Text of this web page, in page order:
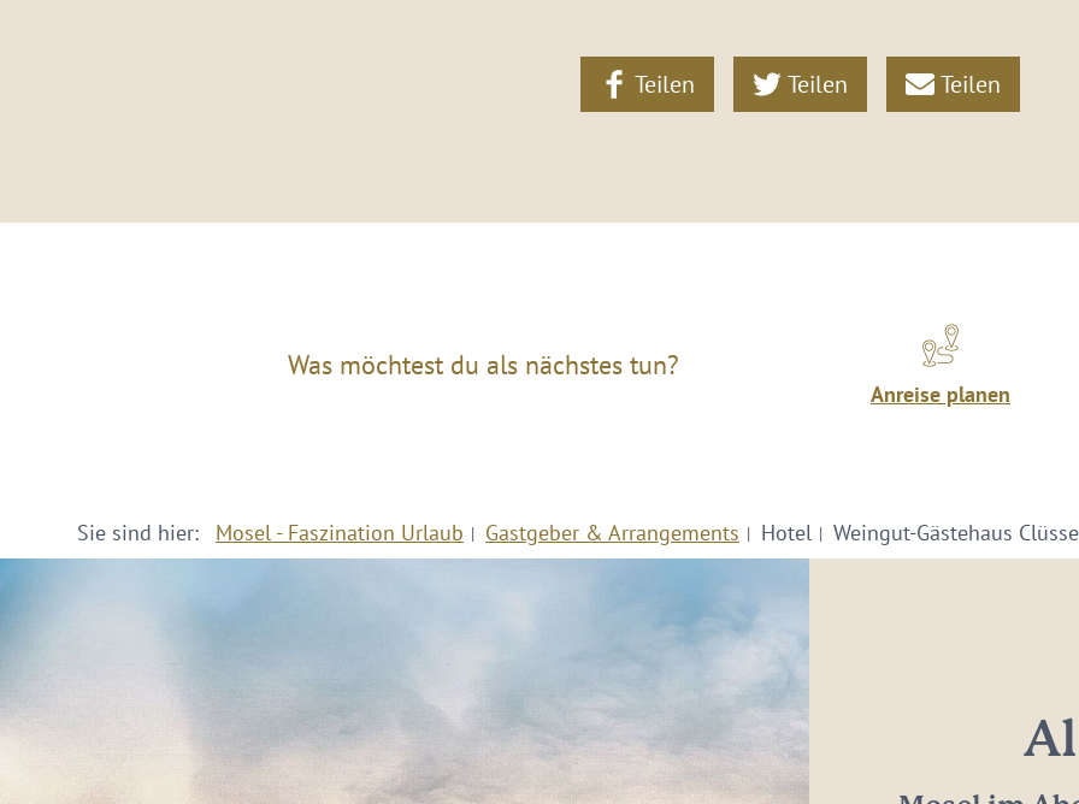
Teilen Teilen Teilen
Was möchtest du als nächstes tun?
Anreise planen
Sie sind hier: Mosel - Faszination Urlaub Gastgeber & Arrangements Hotel Weingut-Gästehaus